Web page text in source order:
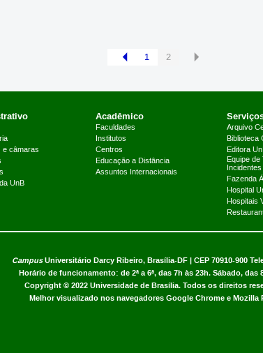
1 2
e câmaras
UnB
Acadêmico
Faculdades
Institutos
Centros
Educação a Distância
Assuntos Internacionais
Arquivo
Biblioteca
Editora
Equipe de
Fazenda
Hospital
Hospitais
CampusUniversitário Darcy Ribeiro, Brasília-DF | CEP 70910-900
Horário de funcionamento: de 2ª a 6ª, das 7h às 23h. Sábado, das
Copyright © 2022 Universidade de Brasília. Todos os direitos
Melhor visualizado nos navegadores Google Chrome e Mozilla